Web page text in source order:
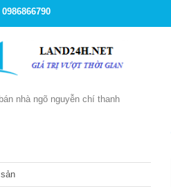
bán nhà ngõ nguyễn chí thanh